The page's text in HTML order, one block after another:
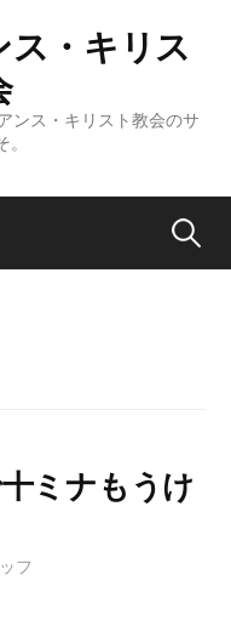
ス・キリス
ンス・キリスト教会のサ
検
ミナもうけ
フ